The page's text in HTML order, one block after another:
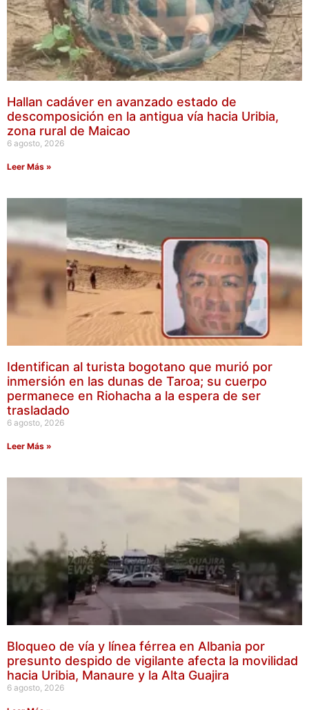
Hallan cadáver en avanzado estado de
descomposición en la antigua vía hacia Uribia,
zona rural de Maicao
6 agosto, 2026
Leer Más »
Identifican al turista bogotano que murió por
inmersión en las dunas de Taroa; su cuerpo
permanece en Riohacha a la espera de ser
trasladado
6 agosto, 2026
Leer Más »
Bloqueo de vía y línea férrea en Albania por
presunto despido de vigilante afecta la movilidad
hacia Uribia, Manaure y la Alta Guajira
6 agosto, 2026